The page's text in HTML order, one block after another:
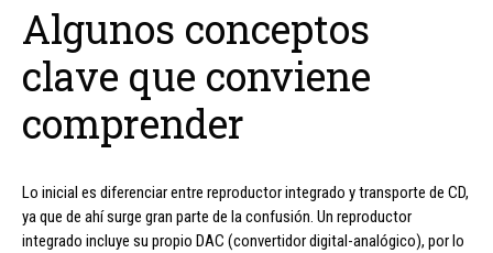
Algunos conceptos
clave que conviene
comprender
Lo inicial es diferenciar entre reproductor integrado y transporte de CD,
ya que de ahí surge gran parte de la confusión. Un reproductor
integrado incluye su propio DAC (convertidor digital-analógico), por lo